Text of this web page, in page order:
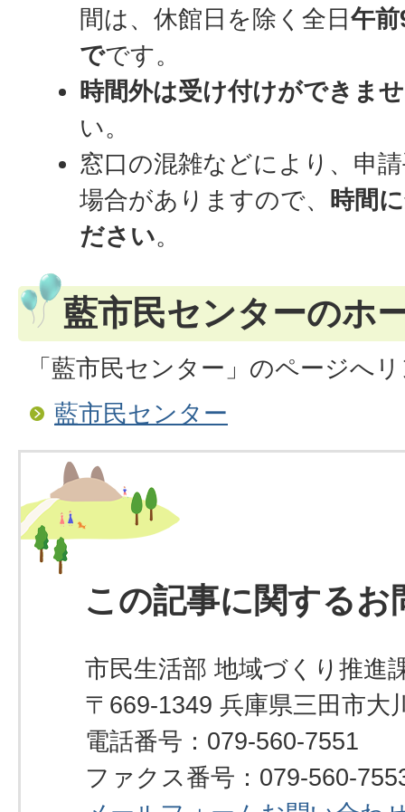
間は、休館日を除く全日午
でです。
時間外は受け付けができま
い。
窓口の混雑などにより、申
場合がありますので、
時間
ださい。
藍市民センターのホ
「藍市民センター」のページへ
藍市民センター
この記事に関するお
市民生活部 地域づくり推進
〒669-1349 兵庫県三田市大
電話番号：079-560-7551
ファクス番号：079-560-